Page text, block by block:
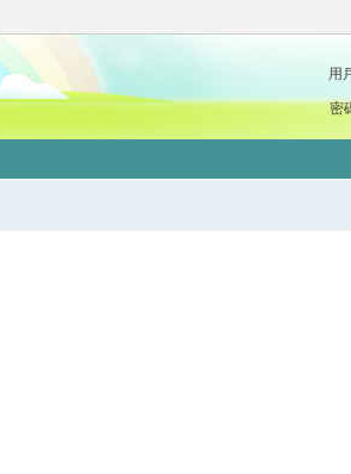
用
密